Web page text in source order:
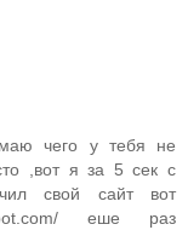
чего у тебя не
,вот я за 5 сек с
свой сайт вот
еше раз